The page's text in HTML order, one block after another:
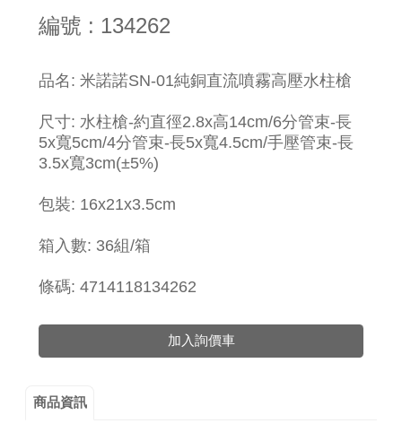
編號 : 134262
​品名: 米諾諾SN-01純銅直流噴霧高壓水柱槍
尺寸: 水柱槍-約直徑2.8x高14cm/6分管束-長
5x寬5cm/4分管束-長5x寬4.5cm/手壓管束-長
3.5x寬3cm(±5%)
包裝: 16x21x3.5cm
箱入數: 36組/箱
條碼: 4714118134262
加入詢價車
商品資訊